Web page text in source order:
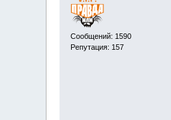
Сообщений: 1590
Репутация: 157